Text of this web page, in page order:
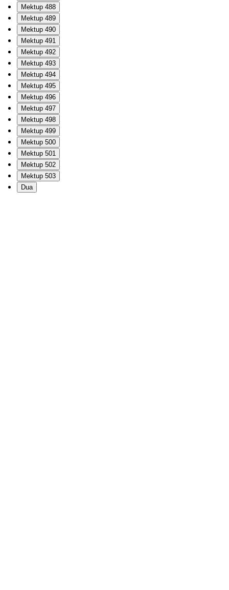
Mektup 488
Mektup 489
Mektup 490
Mektup 491
Mektup 492
Mektup 493
Mektup 494
Mektup 495
Mektup 496
Mektup 497
Mektup 498
Mektup 499
Mektup 500
Mektup 501
Mektup 502
Mektup 503
Dua